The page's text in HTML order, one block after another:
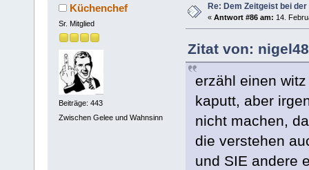
Küchenchef
Sr. Mitglied
Beiträge: 443
Zwischen Gelee und Wahnsinn
Re: Dem Zeitgeist bei
« Antwort #86 am: 14.
Zitat von:
erzähl einen
kaputt, aber
nicht machen,
die verstehen
und SIE andere